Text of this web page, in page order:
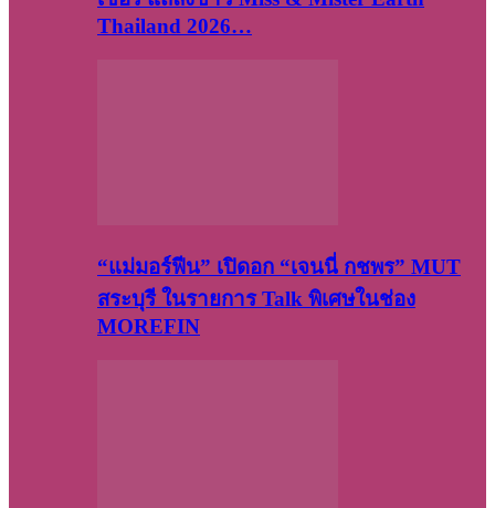
Thailand 2026…
“แม่มอร์ฟีน” เปิดอก “เจนนี่ กชพร” MUT
สระบุรี ในรายการ Talk พิเศษในช่อง
MOREFIN